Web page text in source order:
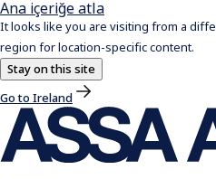
Ana içeriğe atla
It looks like you are visiting from a
region for location-specific content.
Stay on this site
Go to Ireland